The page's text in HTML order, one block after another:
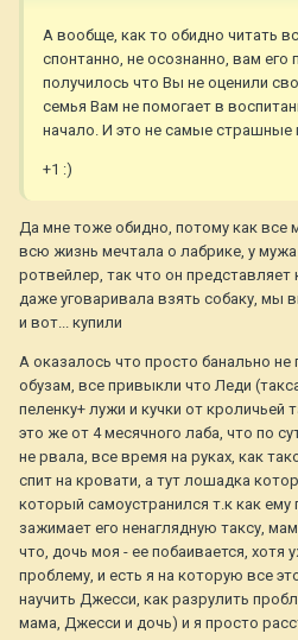
А вообще, как то обидно читать
спонтанно, не осознанно, вам его
получилось что Вы не оценили
семья Вам не помогает в
начало. И это не самые страшные
+1 :)
Да мне тоже обидно, потому как все
всю жизнь мечтала о лабрике, у
ротвейлер, так что он
даже уговаривала взять собаку, мы
и вот... купили
А оказалось что просто банально не
обузам, все привыкли что Леди
пеленку+ лужи и кучки от кроличьей
это же от 4 месячного лаба, что по
не рвала, все время на руках, как
спит на кровати, а тут лошадка
который самоустранился т.к как ему
зажимает его ненаглядную таксу,
что, дочь моя - ее побаивается, хотя
проблему, и есть я на которую все
научить Джесси, как разрулить
мама, Джесси и дочь) и я просто